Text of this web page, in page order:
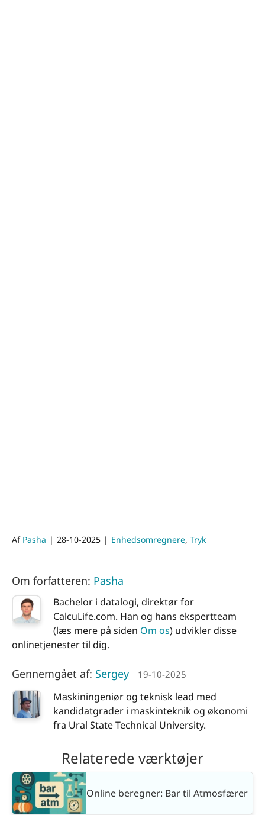
Af Pasha | 28-10-2025 | Enhedsomregnere, Tryk
Om forfatteren: Pasha
Bachelor i datalogi, direktør for
CalcuLife.com. Han og hans ekspertteam
(læs mere på siden Om os) udvikler disse
onlinetjenester til dig.
Gennemgået af: Sergey 19-10-2025
Maskiningeniør og teknisk lead med
kandidatgrader i maskinteknik og økonomi
fra Ural State Technical University.
Relaterede værktøjer
Online beregner: Bar til Atmosfærer